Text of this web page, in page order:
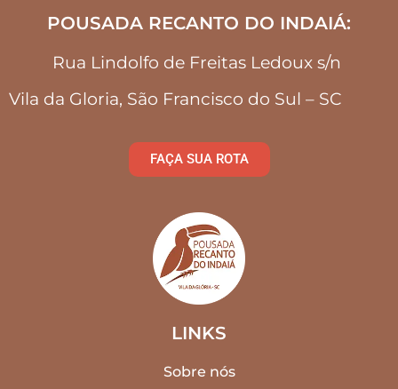
POUSADA RECANTO DO INDAIÁ:
Rua Lindolfo de Freitas Ledoux s/n
Vila da Gloria, São Francisco do Sul – SC
FAÇA SUA ROTA
LINKS
Sobre nós